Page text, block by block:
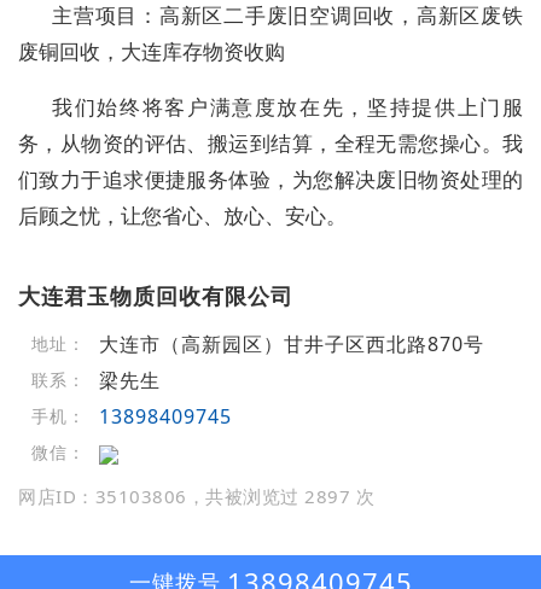
主营项目：高新区二手废旧空调回收，高新区废铁
废铜回收，大连库存物资收购
我们始终将客户满意度放在先，坚持提供上门服
务，从物资的评估、搬运到结算，全程无需您操心。我
们致力于追求便捷服务体验，为您解决废旧物资处理的
后顾之忧，让您省心、放心、安心。
大连君玉物质回收有限公司
地址： 大连市（高新园区）甘井子区西北路870号
联系： 梁先生
手机： 13898409745
微信：
网店ID：35103806，共被浏览过 2897 次
一键拨号 13898409745